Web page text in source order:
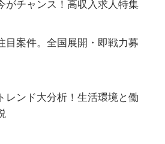
がチャンス！高収入求人特集
目案件。全国展開・即戦力募
レンド大分析！生活環境と働